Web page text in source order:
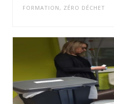
FORMATION , ZÉRO DÉCHET